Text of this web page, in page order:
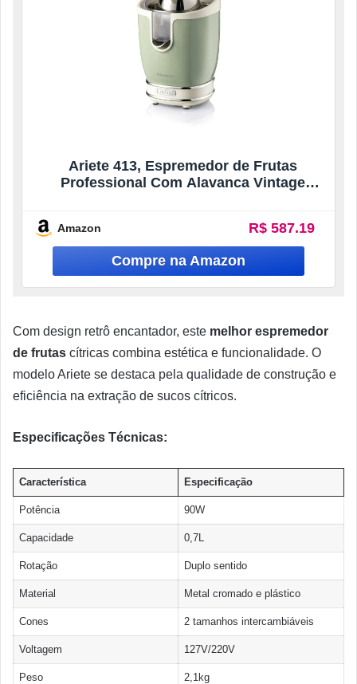
Ariete 413, Espremedor de Frutas
Professional Com Alavanca Vintage
pequenas, Bico Anti-Gotejamento, Motor
Silencioso – 85Wats – 127V
Amazon R$ 587.19
Com design retrô encantador, este melhor espremedor
de frutas cítricas combina estética e funcionalidade. O
modelo Ariete se destaca pela qualidade de construção e
eficiência na extração de sucos cítricos.
Especificações Técnicas:
Característica Especificação
Potência 90W
Capacidade 0,7L
Rotação Duplo sentido
Material Metal cromado e plástico
Cones 2 tamanhos intercambiáveis
Voltagem 127V/220V
Peso 2,1kg